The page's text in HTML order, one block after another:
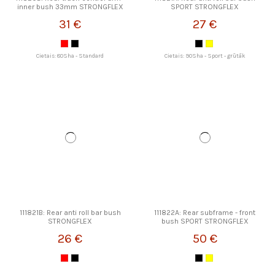
inner bush 33mm STRONGFLEX
31 €
Cietais: 80Sha - Standard
SPORT STRONGFLEX
27 €
Cietais: 90Sha - Sport - grūtāk
111821B: Rear anti roll bar bush
STRONGFLEX
26 €
111822A: Rear subframe - front
bush SPORT STRONGFLEX
50 €